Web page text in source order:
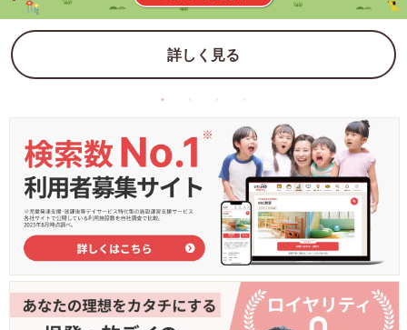
詳しく見る